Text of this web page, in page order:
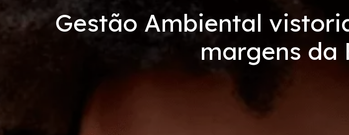
Código de CondutaGestão Ambiental
margens da